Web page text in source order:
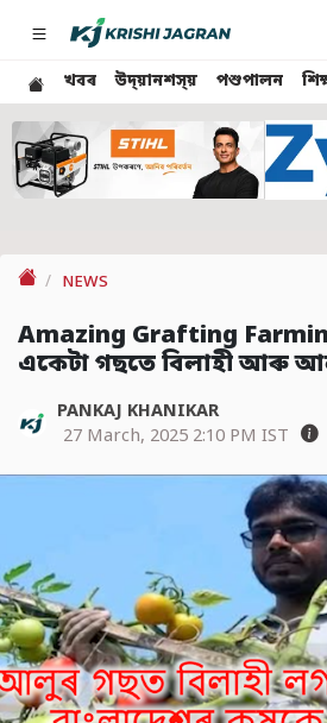
খবৰ উদ্য়ানশস্য় পশুপালন
NEWS
Amazing Grafting
একেটা গছতে বিলাহী আৰু
PANKAJ KHANIKAR
27 March, 2025 2:10 PM IST